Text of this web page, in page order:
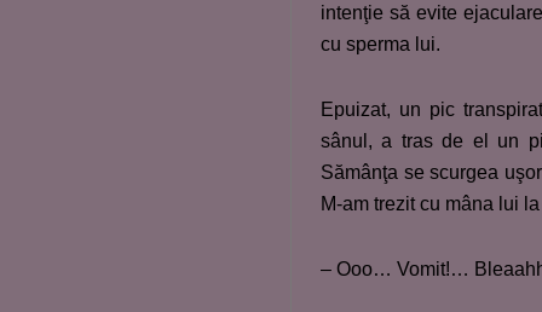
intenţie să evite
cu sperma lui.
Epuizat, un pic
sânul, a tras de el un
Sămânţa se scurgea
M-am trezit cu mâna lui
– Ooo… Vomit!…